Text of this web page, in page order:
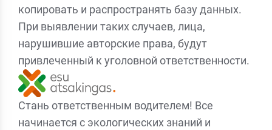
копировать и распространять базу данных.
При выявлении таких случаев, лица,
нарушившие авторские права, будут
привлеченный к уголовной ответственности.
Стань ответственным водителем! Все
начинается с экологических знаний и